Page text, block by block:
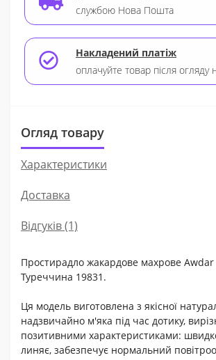
службою Нова Пошта
Накладений платіж
оплачуйте товар після огляду
Огляд товару
Характеристики
Доставка
Відгуків (1)
Простирадло жакардове махрове
Туреччина 19831.
Ця модель виготовлена з якісної
надзвичайно м'яка під час дотику,
позитивними характеристиками:
линяє, забезпечує нормальний